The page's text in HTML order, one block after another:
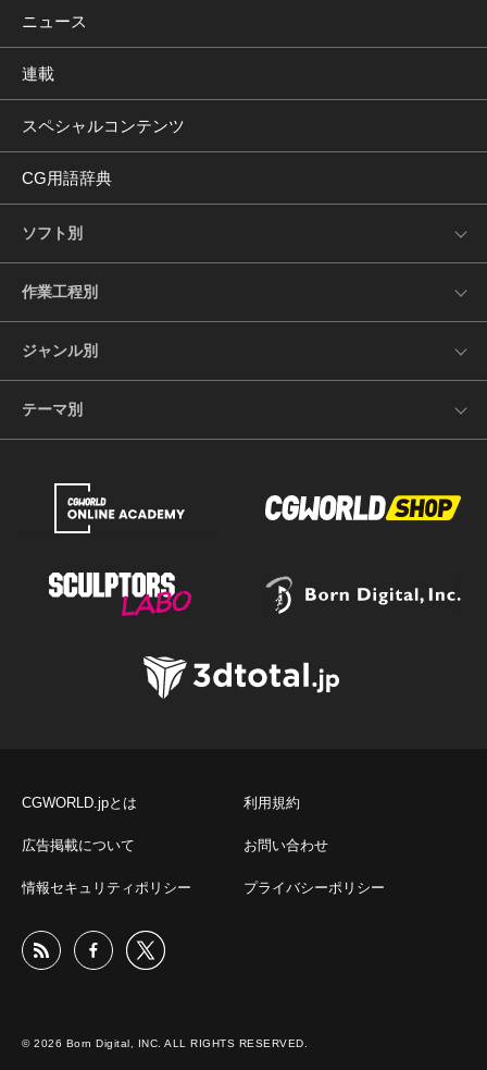
ニュース
連載
スペシャルコンテンツ
CG用語辞典
ソフト別
作業工程別
ジャンル別
テーマ別
CGWORLD.jpとは 利用規約
広告掲載について お問い合わせ
情報セキュリティポリシー プライバシーポリシー
© 2026 Born Digital, INC. ALL RIGHTS RESERVED.